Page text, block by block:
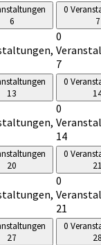
6
0
7
0
7
13
0
0
14
20
0
0
21
27
0